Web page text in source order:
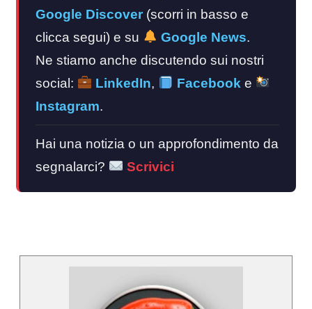
Google Discover (scorri in basso e
clicca segui) e su
Google News.
Ne stiamo anche discutendo sui nostri
social:
LinkedIn, Facebook e
Instagram.
Hai una notizia o un approfondimento da
segnalarci?
Scrivici